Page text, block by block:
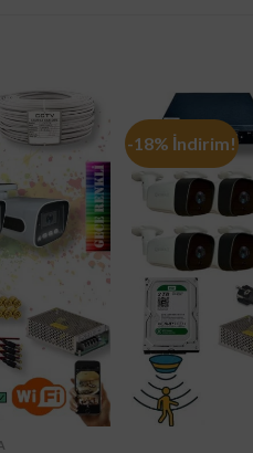
-18% İndirim!